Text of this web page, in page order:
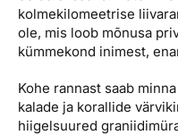
kolmekilomeetrise
ole, mis loob mõnusa
kümmekond inimest,
Kohe rannast saab
kalade ja korallide
hiigelsuured